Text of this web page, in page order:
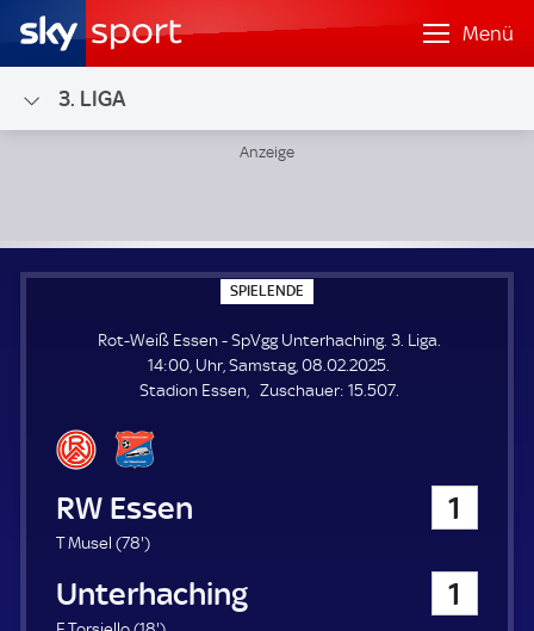
Menü
3. LIGA
SPIELENDE
P
E
L
E
N
Rot-Weiß Essen - SpVgg Unterhaching. 3. Liga.
14:00, Uhr, Samstag, 08.02.2025.
Stadion Essen
Zuschauer: Z
15.507.
Rot-Weiß Essen 1
T Musel (78'7
.
)
SpVgg Unterhaching 1